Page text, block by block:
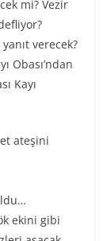
mi? Vezir
verecek?
Obası’ndan
Kayı
ateşini
ekini gibi